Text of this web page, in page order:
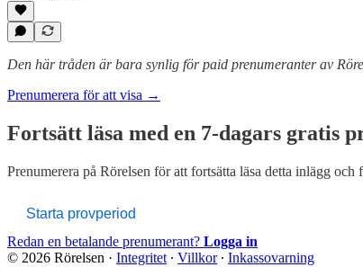
Den här tråden är bara synlig för paid prenumeranter av
Prenumerera för att visa →
Fortsätt läsa med en 7-dagars gratis
Prenumerera på Rörelsen för att fortsätta läsa detta inlägg
Starta provperiod
Redan en betalande prenumerant? Logga in
© 2026 Rörelsen · Integritet ∙ Villkor∙ Inkassovarning